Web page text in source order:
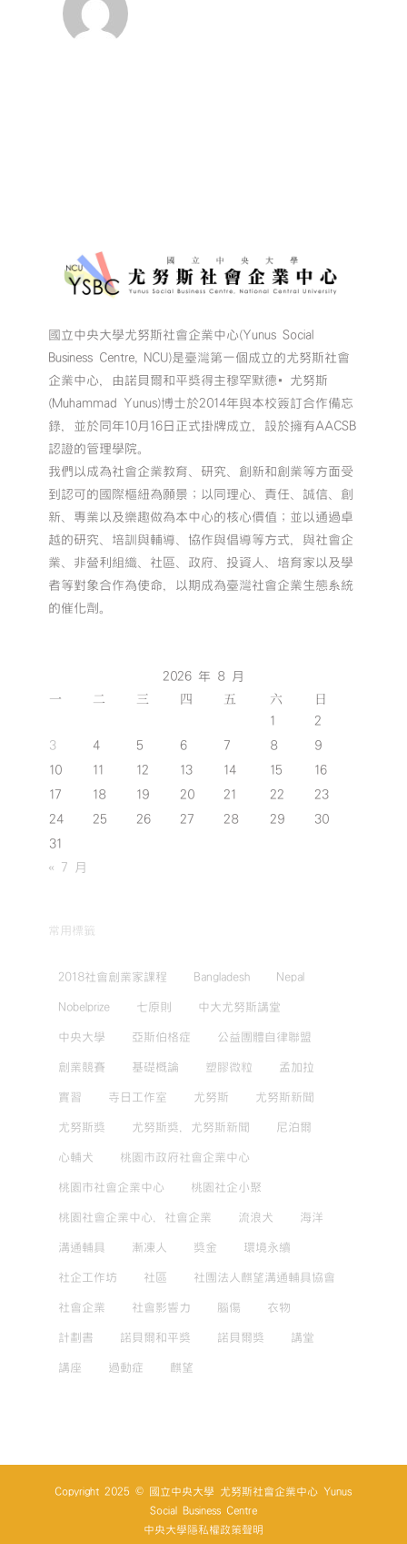
國立中央大學尤努斯社會企業中心(Yunus Social
Business Centre, NCU)是臺灣第一個成立的尤努斯社會
企業中心，由諾貝爾和平獎得主穆罕默德•尤努斯
(Muhammad Yunus)博士於2014年與本校簽訂合作備忘
錄，並於同年10月16日正式掛牌成立，設於擁有AACSB
認證的管理學院。
我們以成為社會企業教育、研究、創新和創業等方面受
到認可的國際樞紐為願景；以同理心、責任、誠信、創
新、專業以及樂趣做為本中心的核心價值；並以通過卓
越的研究、培訓與輔導、協作與倡導等方式，與社會企
業、非營利組織、社區、政府、投資人、培育家以及學
者等對象合作為使命，以期成為臺灣社會企業生態系統
的催化劑。
2026 年 8 月
一 二 三 四 五 六 日
1
2
3
4 5 6 7 8
9
10
11 12 13 14 15
16
17
18 19 20 21 22
23
24
25 26 27 28 29
30
31
« 7 月
常用標籤
2018社會創業家課程 Bangladesh Nepal
Nobelprize 七原則 中大尤努斯講堂
中央大學 亞斯伯格症 公益團體自律聯盟
創業競賽 基礎概論 塑膠微粒 孟加拉
實習 寺日工作室 尤努斯 尤努斯新聞
尤努斯獎 尤努斯獎，尤努斯新聞 尼泊爾
心輔犬 桃園市政府社會企業中心
桃園市社會企業中心 桃園社企小聚
桃園社會企業中心，社會企業 流浪犬 海洋
溝通輔具 漸凍人 獎金 環境永續
社企工作坊 社區 社團法人麒望溝通輔具協會
社會企業 社會影響力 腦傷 衣物
計劃書 諾貝爾和平獎 諾貝爾獎 講堂
講座 過動症 麒望
Copyright 2025 © 國立中央大學 尤努斯社會企業中心 Yunus
Social Business Centre
中央大學隱私權政策聲明